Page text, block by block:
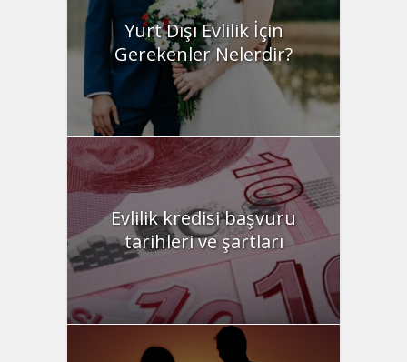
Yurt Dışı Evlilik İçin
Gerekenler Nelerdir?
Evlilik kredisi başvuru
tarihleri ve şartları